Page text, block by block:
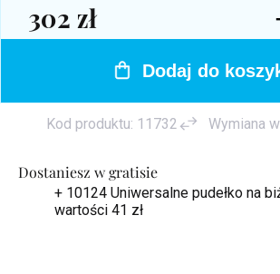
Dostaniesz w gratisie
+ 10124 Uniwersalne pudełko na
wartości 41 zł
302 zł
Cena
Dodaj do
Kod produktu: 11732 Wymiana